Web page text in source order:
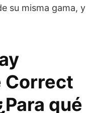
su misma gama, y
Correct
qué